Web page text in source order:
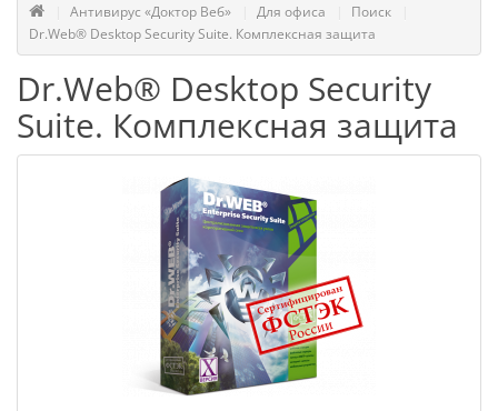
Антивирус «Доктор Веб» Для офиса
Поиск
Dr.Web® Desktop Security Suite. Комплексная защита
Dr.Web® Desktop Security
Suite. Комплексная защита